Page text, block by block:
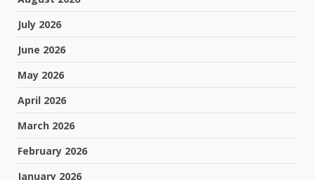
July 2026
June 2026
May 2026
April 2026
March 2026
February 2026
January 2026